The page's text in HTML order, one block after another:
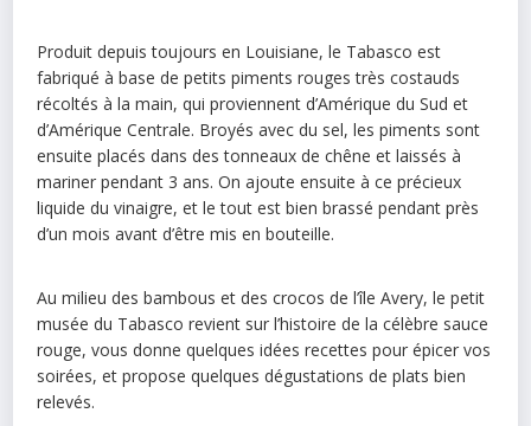
Produit depuis toujours en Louisiane, le Tabasco est
fabriqué à base de petits piments rouges très costauds
récoltés à la main, qui proviennent d’Amérique du Sud et
d’Amérique Centrale. Broyés avec du sel, les piments sont
ensuite placés dans des tonneaux de chêne et laissés à
mariner pendant 3 ans. On ajoute ensuite à ce précieux
liquide du vinaigre, et le tout est bien brassé pendant près
d’un mois avant d’être mis en bouteille.
Au milieu des bambous et des crocos de l’île Avery, le petit
musée du Tabasco revient sur l’histoire de la célèbre sauce
rouge, vous donne quelques idées recettes pour épicer vos
soirées, et propose quelques dégustations de plats bien
relevés.